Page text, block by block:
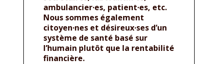
ambulancier·es, patient·es, etc.
Nous sommes également
citoyen·nes et désireux·ses d’un
système de santé basé sur
l’humain plutôt que la rentabilité
financière.